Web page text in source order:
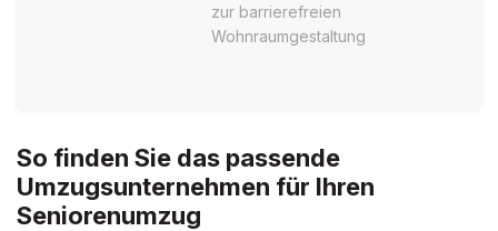
zur barrierefreien
Wohnraumgestaltung
So finden Sie das passende
Umzugsunternehmen für Ihren
Seniorenumzug